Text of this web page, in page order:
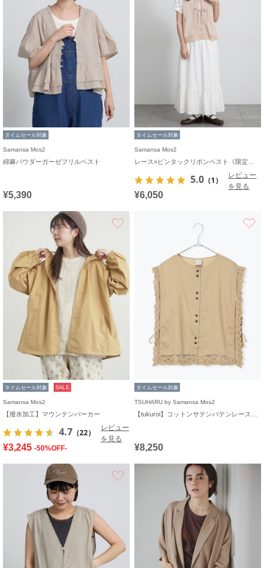
タイムセール対象
Samansa Mos2
綿麻パウダーガーゼフリルベスト
¥5,390
タイムセール対象
Samansa Mos2
5.0 （1）
レビュー
を見る
¥6,050
タイムセール対象 SALE
Samansa Mos2
【撥水加工】マウンテンパーカー
4.7 （22）
レビュー
を見る
¥3,245 -50%OFF-
タイムセール対象
TSUHARU by Samansa Mos2
¥8,250